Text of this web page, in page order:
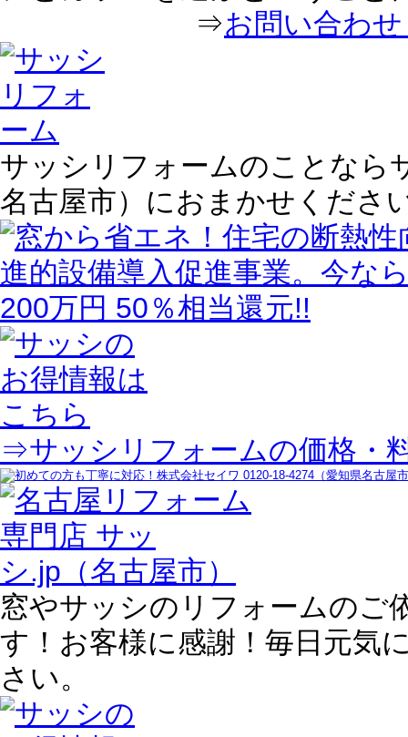
⇒お問い合わ
サッシリフォームのことなら
名古屋市）におまかせくださ
⇒サッシリフォームの価格・
窓やサッシのリフォームのご
す！お客様に感謝！毎日元気
さい。